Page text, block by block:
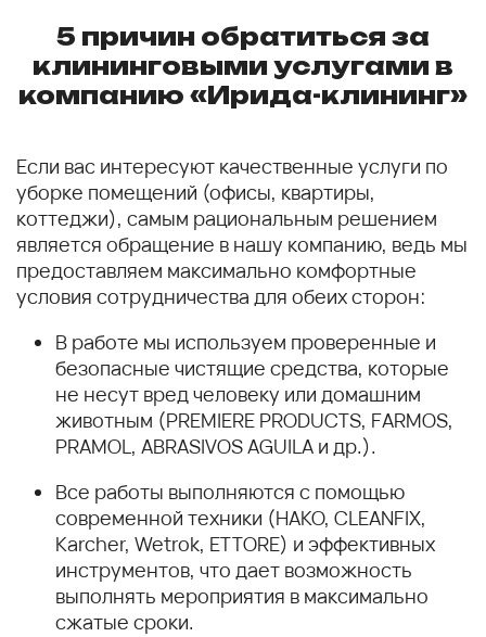
5 причин обратиться за
клининговыми услугами в
компанию «Ирида-клининг»
Если вас интересуют качественные услуги по
уборке помещений (офисы, квартиры,
коттеджи), самым рациональным решением
является обращение в нашу компанию, ведь мы
предоставляем максимально комфортные
условия сотрудничества для обеих сторон:
В работе мы используем проверенные и
безопасные чистящие средства, которые
не несут вред человеку или домашним
животным (PREMIERE PRODUCTS, FARMOS,
PRAMOL, ABRASIVOS AGUILA и др.).
Все работы выполняются с помощью
современной техники (HAKO, CLEANFIX,
Karcher, Wetrok, ETTORE) и эффективных
инструментов, что дает возможность
выполнять мероприятия в максимально
сжатые сроки.